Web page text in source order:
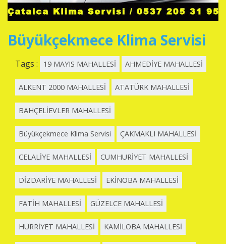
Büyükçekmece Klima Servisi
Tags : 19 MAYIS MAHALLESİ AHMEDİYE MAHALLESİ
ALKENT 2000 MAHALLESİ ATATÜRK MAHALLESİ
BAHÇELİEVLER MAHALLESİ
Büyükçekmece Klima Servisi ÇAKMAKLI MAHALLESİ
CELALİYE MAHALLESİ CUMHURİYET MAHALLESİ
DİZDARİYE MAHALLESİ EKİNOBA MAHALLESİ
FATİH MAHALLESİ GÜZELCE MAHALLESİ
HÜRRİYET MAHALLESİ KAMİLOBA MAHALLESİ